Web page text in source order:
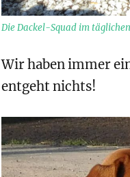
Die Dackel-Squad im
Wir haben immer
entgeht nichts!